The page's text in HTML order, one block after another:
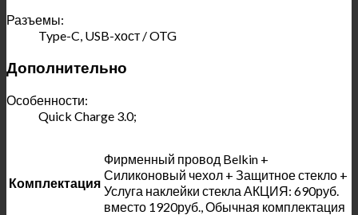
Разъемы:
Type-C, USB-хост / OTG
Дополнительно
Особенности:
Quick Charge 3.0;
Комплектация
Фирменный провод Belkin +
Силиконовый чехол + Защитное стекло +
Услуга наклейки стекла АКЦИЯ: 690руб.
вместо 1920руб., Обычная комплектация